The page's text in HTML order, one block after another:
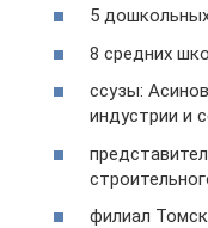
5
8 средних
ссузы:
индустрии и
филиал